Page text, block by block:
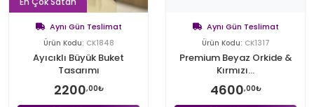
Aynı Gün Teslimat
Ürün Kodu: CK1848
Ayıcıklı Büyük Buket
Tasarımı
2200,00₺
Aynı Gün Teslimat
Ürün Kodu: CK1317
Premium Beyaz Orkide &
Kırmızı...
4600,00₺